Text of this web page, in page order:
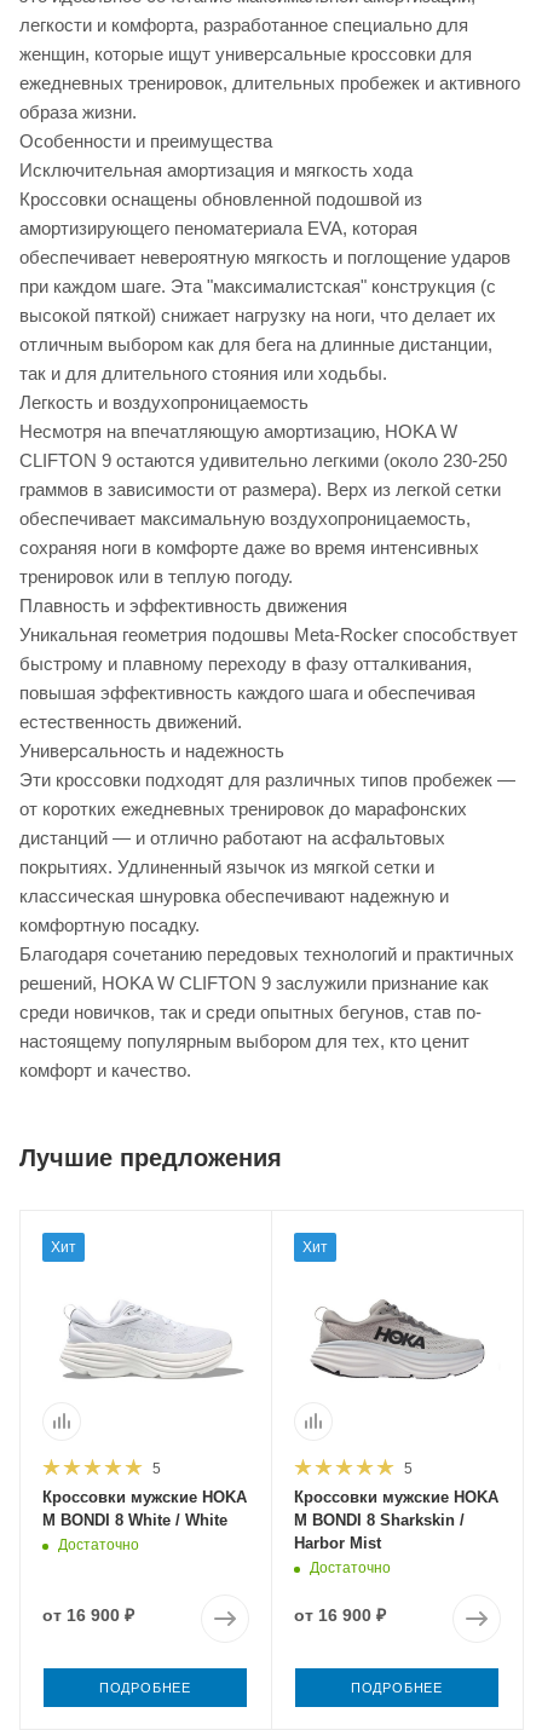
легкости и комфорта, разработанное специально для
женщин, которые ищут универсальные кроссовки для
ежедневных тренировок, длительных пробежек и активного
образа жизни.
Особенности и преимущества
Исключительная амортизация и мягкость хода
Кроссовки оснащены обновленной подошвой из
амортизирующего пеноматериала EVA, которая
обеспечивает невероятную мягкость и поглощение ударов
при каждом шаге. Эта "максималистская" конструкция (с
высокой пяткой) снижает нагрузку на ноги, что делает их
отличным выбором как для бега на длинные дистанции,
так и для длительного стояния или ходьбы.
Легкость и воздухопроницаемость
Несмотря на впечатляющую амортизацию, HOKA W
CLIFTON 9 остаются удивительно легкими (около 230-250
граммов в зависимости от размера). Верх из легкой сетки
обеспечивает максимальную воздухопроницаемость,
сохраняя ноги в комфорте даже во время интенсивных
тренировок или в теплую погоду.
Плавность и эффективность движения
Уникальная геометрия подошвы Meta-Rocker способствует
быстрому и плавному переходу в фазу отталкивания,
повышая эффективность каждого шага и обеспечивая
естественность движений.
Универсальность и надежность
Эти кроссовки подходят для различных типов пробежек —
от коротких ежедневных тренировок до марафонских
дистанций — и отлично работают на асфальтовых
покрытиях. Удлиненный язычок из мягкой сетки и
классическая шнуровка обеспечивают надежную и
комфортную посадку.
Благодаря сочетанию передовых технологий и практичных
решений, HOKA W CLIFTON 9 заслужили признание как
среди новичков, так и среди опытных бегунов, став по-
настоящему популярным выбором для тех, кто ценит
комфорт и качество.
Лучшие предложения
Хит
5
Кроссовки мужские HOKA
M BONDI 8 White / White
Достаточно
от 16 900 ₽
ПОДРОБНЕЕ
Хит
5
Кроссовки мужские HOKA
M BONDI 8 Sharkskin /
Harbor Mist
Достаточно
от 16 900 ₽
ПОДРОБНЕЕ